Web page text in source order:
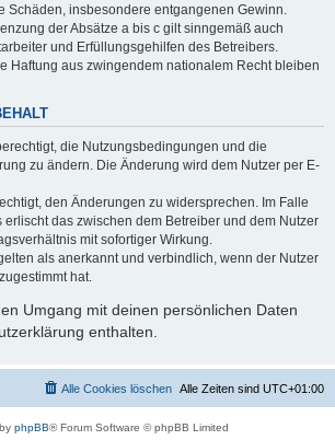
Schäden, insbesondere entgangenen Gewinn.
der Absätze a bis c gilt sinngemäß auch
und Erfüllungsgehilfen des Betreibers.
Haftung aus zwingendem nationalem Recht bleiben
die Nutzungsbedingungen und die
zu ändern. Die Änderung wird dem Nutzer per E-
den Änderungen zu widersprechen. Im Falle
erlischt das zwischen dem Betreiber und dem Nutzer
mit sofortiger Wirkung.
als anerkannt und verbindlich, wenn der Nutzer
hat.
Umgang mit deinen persönlichen Daten
enthalten.
Alle Zeiten sind UTC+01:00
Alle Cookies löschen
phpBB® Forum Software © phpBB Limited